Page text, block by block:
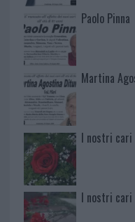
Paolo Pinna
Martina
I nostri cari
I nostri cari